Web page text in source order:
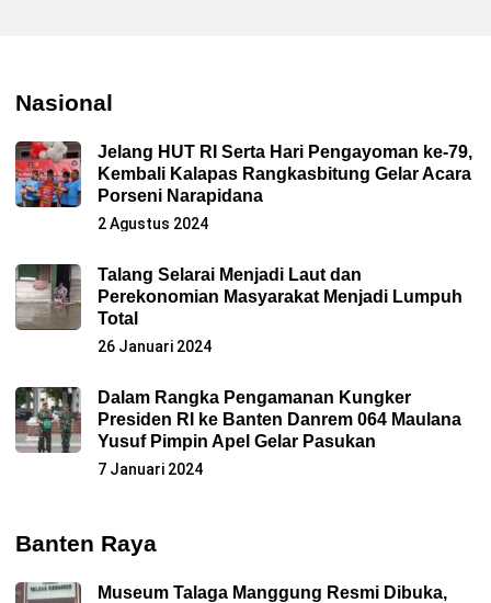
Nasional
Jelang HUT RI Serta Hari Pengayoman ke-79,
Kembali Kalapas Rangkasbitung Gelar Acara
Porseni Narapidana
2 Agustus 2024
Talang Selarai Menjadi Laut dan
Perekonomian Masyarakat Menjadi Lumpuh
Total
26 Januari 2024
Dalam Rangka Pengamanan Kungker
Presiden RI ke Banten Danrem 064 Maulana
Yusuf Pimpin Apel Gelar Pasukan
7 Januari 2024
Banten Raya
Museum Talaga Manggung Resmi Dibuka,